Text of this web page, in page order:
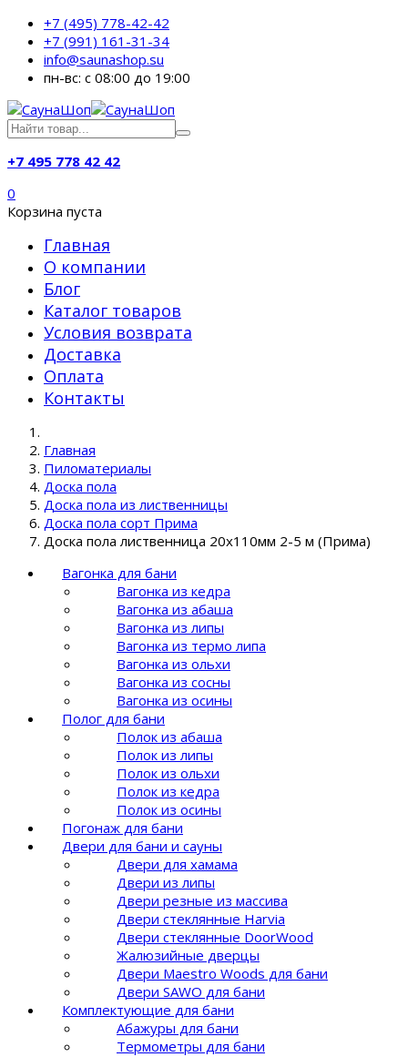
+7 (495) 778-42-42
+7 (991) 161-31-34
info@saunashop.su
пн-вс: с 08:00 до 19:00
+7 495 778 42 42
0
Корзина пуста
Главная
О компании
Блог
Каталог товаров
Условия возврата
Доставка
Оплата
Контакты
Главная
Пиломатериалы
Доска пола
Доска пола из лиственницы
Доска пола сорт Прима
Доска пола лиственница 20х110мм 2-5 м (Прима)
Вагонка для бани
Вагонка из кедра
Вагонка из абаша
Вагонка из липы
Вагонка из термо липа
Вагонка из ольхи
Вагонка из сосны
Вагонка из осины
Полог для бани
Полок из абаша
Полок из липы
Полок из ольхи
Полок из кедра
Полок из осины
Погонаж для бани
Двери для бани и сауны
Двери для хамама
Двери из липы
Двери резные из массива
Двери стеклянные Harvia
Двери стеклянные DoorWood
Жалюзийные дверцы
Двери Maestro Woods для бани
Двери SAWO для бани
Комплектующие для бани
Абажуры для бани
Термометры для бани